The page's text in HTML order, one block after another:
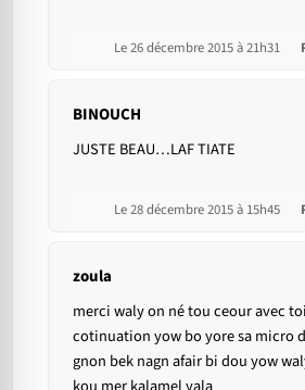
Le 26 décembre 2015 à 21h31
BINOUCH
JUSTE BEAU…LAF TIATE
Le 28 décembre 2015 à 15h45
zoula
merci waly on né tou ceour avec
cotinuation yow bo yore sa micro
gnon bek nagn afair bi dou yow